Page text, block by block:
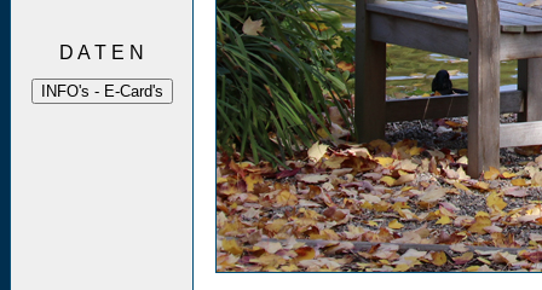
D A T E N